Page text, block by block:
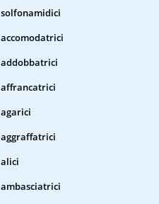
solfonamidici
accomodatrici
addobbatrici
affrancatrici
agarici
aggraffatrici
alici
ambasciatrici